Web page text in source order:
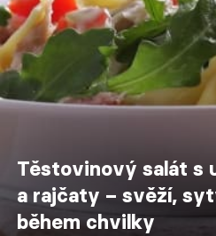
Těstovinový salát s
a rajčaty – svěží,
během chvilky